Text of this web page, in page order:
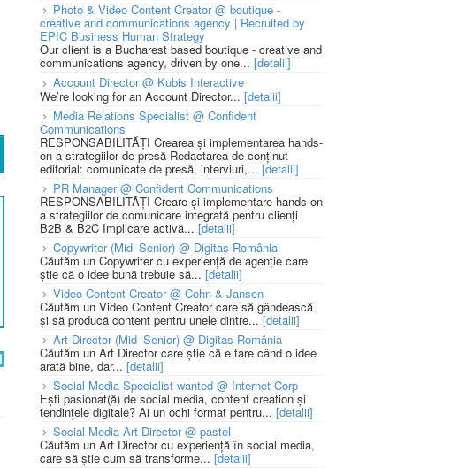
Photo & Video Content Creator @ boutique -
creative and communications agency | Recruited by
EPIC Business Human Strategy
Our client is a Bucharest based boutique - creative and
communications agency, driven by one... [detalii]
Account Director @ Kubis Interactive
We’re looking for an Account Director... [detalii]
Media Relations Specialist @ Confident
Communications
RESPONSABILITĂȚI Crearea și implementarea hands-
on a strategiilor de presă Redactarea de conținut
editorial: comunicate de presă, interviuri,... [detalii]
PR Manager @ Confident Communications
RESPONSABILITĂȚI Creare și implementare hands-on
a strategiilor de comunicare integrată pentru clienți
B2B & B2C Implicare activă... [detalii]
Copywriter (Mid–Senior) @ Digitas România
Căutăm un Copywriter cu experiență de agenție care
știe că o idee bună trebuie să... [detalii]
Video Content Creator @ Cohn & Jansen
Căutăm un Video Content Creator care să gândească
și să producă content pentru unele dintre...[detalii]
Art Director (Mid–Senior) @ Digitas România
Căutăm un Art Director care știe că e tare când o idee
arată bine, dar... [detalii]
Social Media Specialist wanted @ Internet Corp
Ești pasionat(ă) de social media, content creation și
tendințele digitale? Ai un ochi format pentru... [detalii]
Social Media Art Director @ pastel
Căutăm un Art Director cu experiență în social media,
care să știe cum să transforme... [detalii]